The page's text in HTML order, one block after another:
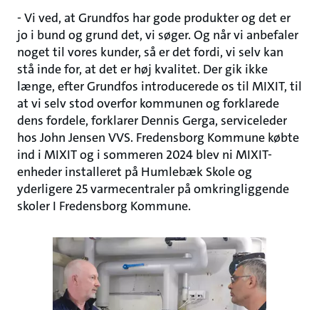
- Vi ved, at Grundfos har gode produkter og det er
jo i bund og grund det, vi søger. Og når vi anbefaler
noget til vores kunder, så er det fordi, vi selv kan
stå inde for, at det er høj kvalitet. Der gik ikke
længe, efter Grundfos introducerede os til MIXIT, til
at vi selv stod overfor kommunen og forklarede
dens fordele, forklarer Dennis Gerga, serviceleder
hos John Jensen VVS. Fredensborg Kommune købte
ind i MIXIT og i sommeren 2024 blev ni MIXIT-
enheder installeret på Humlebæk Skole og
yderligere 25 varmecentraler på omkringliggende
skoler I Fredensborg Kommune.